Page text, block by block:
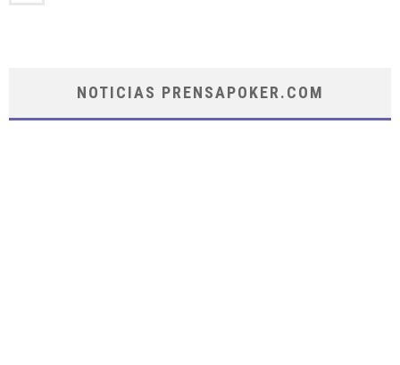
NOTICIAS PRENSAPOKER.COM